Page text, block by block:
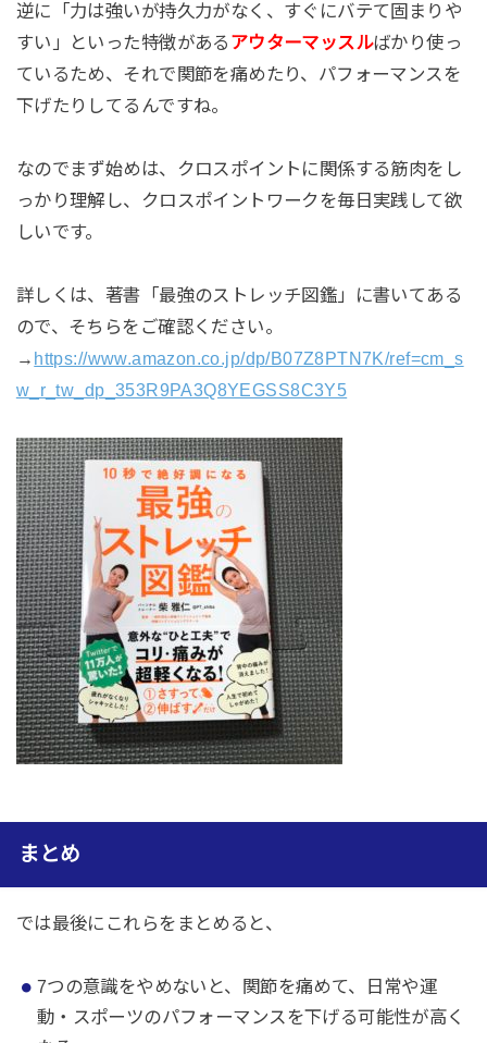
逆に「力は強いが持久力がなく、すぐにバテて固まりや
すい」といった特徴がある アウターマッスルばかり使っ
ているため、それで関節を痛めたり、パフォーマンスを
下げたりしてるんですね。
なのでまず始めは、クロスポイントに関係する筋肉をし
っかり理解し、クロスポイントワークを毎日実践して欲
しいです。
詳しくは、著書「最強のストレッチ図鑑」に書いてある
ので、そちらをご確認ください。
→ https://www.amazon.co.jp/dp/B07Z8PTN7K/ref=cm_s
w_r_tw_dp_353R9PA3Q8YEGSS8C3Y5
まとめ
では最後にこれらをまとめると、
7つの意識をやめないと、関節を痛めて、日常や運
動・スポーツのパフォーマンスを下げる可能性が高く